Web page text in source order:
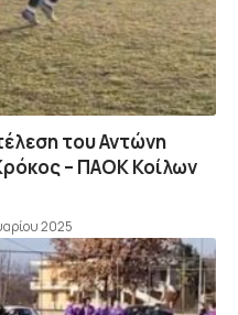
του Αντώνη
– ΠΑΟΚ Κοίλων
2025